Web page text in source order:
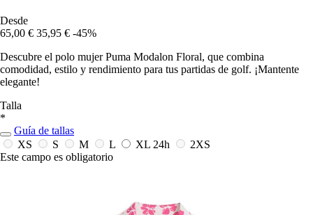
Desde
65,00 € 35,95 € -45%
Descubre el polo mujer Puma Modalon Floral, que combina
comodidad, estilo y rendimiento para tus partidas de golf. ¡Mantente
elegante!
Talla
*
Guía de tallas
XS
S M L XL 24h
2XS
Este campo es obligatorio